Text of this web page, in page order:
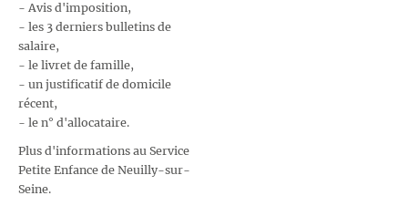
- Avis d'imposition,
- les 3 derniers bulletins de
salaire,
- le livret de famille,
- un justificatif de domicile
récent,
- le n° d'allocataire.
Plus d'informations au Service
Petite Enfance de Neuilly-sur-
Seine.